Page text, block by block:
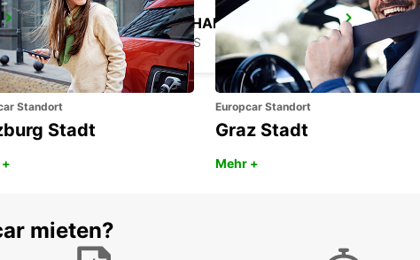
LARNACA FLUGHAFEN
LARNACA - CYPRUS
Standort
Stadt
Europcar Standort
Graz Stadt
Mehr +
mieten?